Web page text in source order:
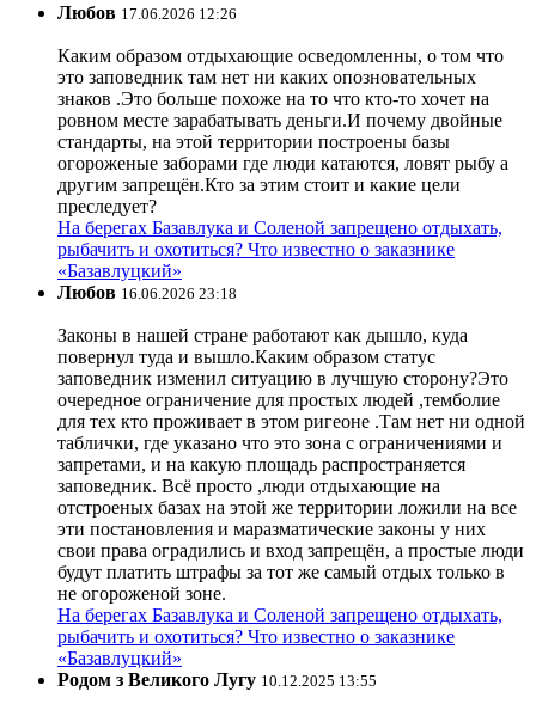
Любов 17.06.2026 12:26
Каким образом отдыхающие осведомленны, о том что
это заповедник там нет ни каких опозновательных
знаков .Это больше похоже на то что кто-то хочет на
ровном месте зарабатывать деньги.И почему двойные
стандарты, на этой территории построены базы
огороженые заборами где люди катаются, ловят рыбу а
другим запрещён.Кто за этим стоит и какие цели
преследует?
На берегах Базавлука и Соленой запрещено отдыхать,
рыбачить и охотиться? Что известно о заказнике
«Базавлуцкий»
Любов 16.06.2026 23:18
Законы в нашей стране работают как дышло, куда
повернул туда и вышло.Каким образом статус
заповедник изменил ситуацию в лучшую сторону?Это
очередное ограничение для простых людей ,темболие
для тех кто проживает в этом ригеоне .Там нет ни одной
таблички, где указано что это зона с ограничениями и
запретами, и на какую площадь распространяется
заповедник. Всё просто ,люди отдыхающие на
отстроеных базах на этой же территории ложили на все
эти постановления и маразматические законы у них
свои права оградились и вход запрещён, а простые люди
будут платить штрафы за тот же самый отдых только в
не огороженой зоне.
На берегах Базавлука и Соленой запрещено отдыхать,
рыбачить и охотиться? Что известно о заказнике
«Базавлуцкий»
Родом з Великого Лугу 10.12.2025 13:55